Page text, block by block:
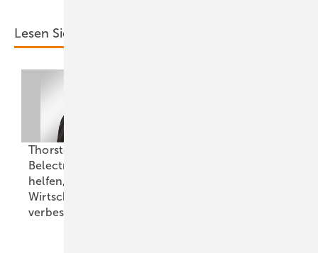
Lesen Sie auch:
Thorsten Blanke von
Belectric: „Batterien
helfen, die
Wirtschaftlichkeit zu
verbessern“